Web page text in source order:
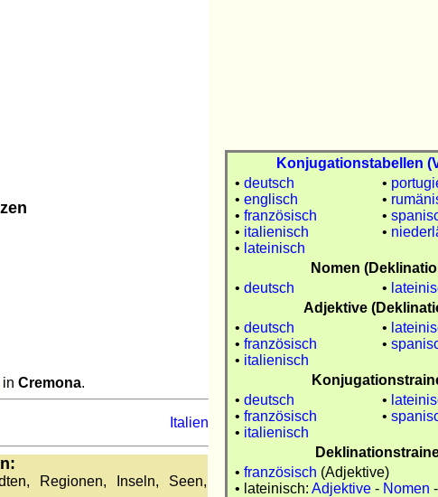
in Cremona.
Italien
Regionen, Inseln, Seen,
Konjugationstabellen
• deutsch
• englisch
• französisch
• italienisch
• lateinisch
•
•
•
•
Nomen
• deutsch •
Adjektive
• deutsch
• französisch
• italienisch
•
•
• deutsch
• französisch
• italienisch
•
•
• französisch (Adjektive)
• lateinisch: Adjektive- Nomen -